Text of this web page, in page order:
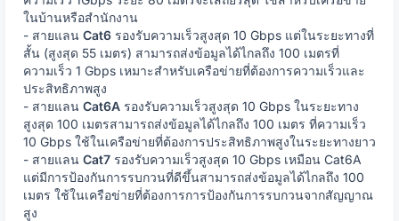
ในบ้านหรือสำนักงาน
- สายแลน Cat6 รองรับความเร็วสูงสุด 10 Gbps แต่ในระยะทางที่
สั้น (สูงสุด 55 เมตร) สามารถส่งข้อมูลได้ไกลถึง 100 เมตรที่
ความเร็ว 1 Gbps เหมาะสำหรับเครือข่ายที่ต้องการความเร็วและ
ประสิทธิภาพสูง
- สายแลน Cat6A รองรับความเร็วสูงสุด 10 Gbps ในระยะทาง
สูงสุด 100 เมตรสามารถส่งข้อมูลได้ไกลถึง 100 เมตร ที่ความเร็ว
10 Gbps ใช้ในเครือข่ายที่ต้องการประสิทธิภาพสูงในระยะทางยาว
- สายแลน Cat7 รองรับความเร็วสูงสุด 10 Gbps เหมือน Cat6A
แต่มีการป้องกันการรบกวนที่ดีขึ้นสามารถส่งข้อมูลได้ไกลถึง 100
เมตร ใช้ในเครือข่ายที่ต้องการการป้องกันการรบกวนจากสัญญาณ
สูง